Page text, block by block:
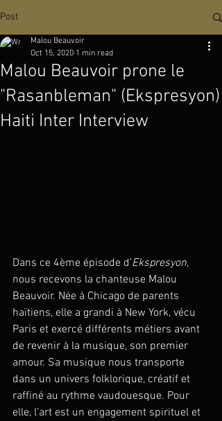
Post
Malou Beauvoir prone le
"Rasanbleman" (Ekspresyon)
Haiti Inter Interview
Malou Beauvoir
Oct 15, 2020 1 min read
Dans ce 4ème épisode d’Ekspresyon,
nous recevons la chanteuse Malou
Beauvoir. Née à Chicago de parents
haïtiens, elle a grandi à New York, vécu
Paris et exercé différents métiers avant
de revenir à la musique, son premier
amour. Sa musique nous transporte
dans un univers folklorique, créatif et
raffiné au rythme vaudouesque. Pour
elle, l’art est un engagement spirituel et